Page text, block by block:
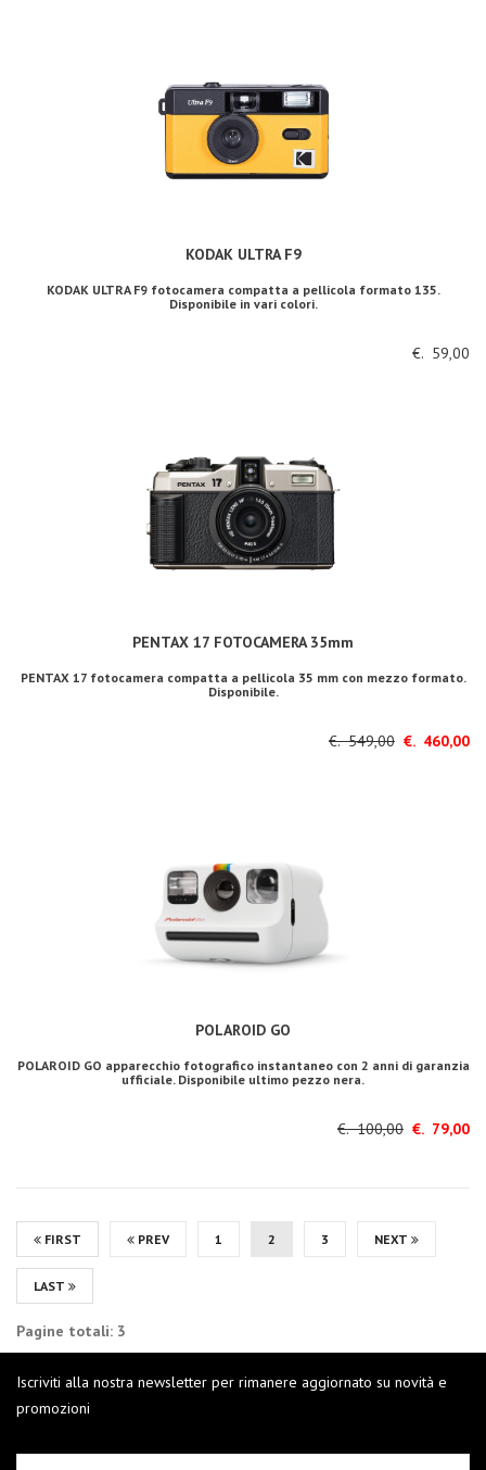
KODAK ULTRA F9
KODAK ULTRA F9 fotocamera compatta a pellicola formato 135.
Disponibile in vari colori.
€. 59,00
PENTAX 17 FOTOCAMERA 35mm
PENTAX 17 fotocamera compatta a pellicola 35 mm con mezzo formato.
Disponibile.
€. 549,00 €. 460,00
POLAROID GO
POLAROID GO apparecchio fotografico instantaneo con 2 anni di garanzia
ufficiale. Disponibile ultimo pezzo nera.
€. 100,00 €. 79,00
FIRST PREV 1 2 3 NEXT
LAST
Pagine totali: 3
Iscriviti alla nostra newsletter per rimanere aggiornato su novità e
promozioni